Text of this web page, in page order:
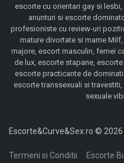
escorte cu orientari gay si
anunturi si escorte
profesioniste cu review-uri
mature divortate si mame
majore, escort masculin, femei
de lux, escorte stapane,
escorte practicante de
escorte transsexuali si
sexuale
Escorte&Curve&Sex.ro ©
Termeni si Conditii Escorte